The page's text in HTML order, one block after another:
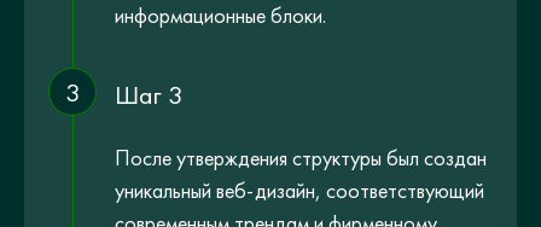
информационные блоки.
3 Шаг 3
После утверждения структуры был создан
уникальный веб-дизайн, соответствующий